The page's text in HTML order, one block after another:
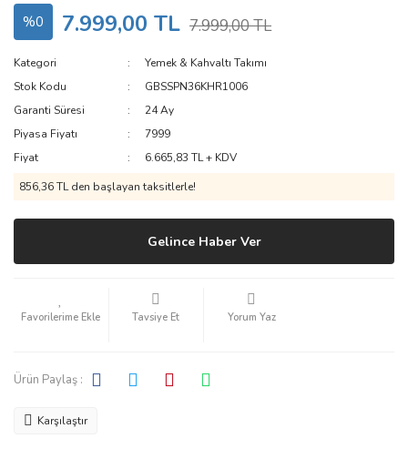
%0 7.999,00 TL 7.999,00 TL
Kategori
Yemek & Kahvaltı Takımı
Stok Kodu
GBSSPN36KHR1006
Garanti Süresi
24 Ay
Piyasa Fiyatı
7999
Fiyat
6.665,83 TL + KDV
856,36 TL den başlayan taksitlerle!
Gelince Haber Ver
Tavsiye Et Yorum Yaz
Ürün Paylaş :
Karşılaştır